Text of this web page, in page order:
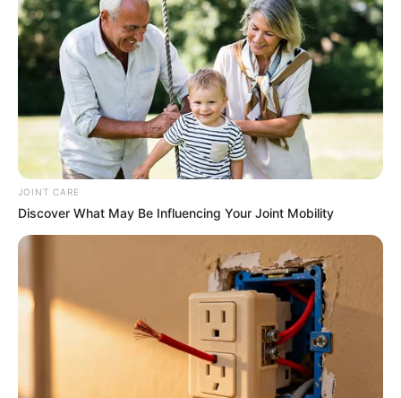
Iconic '90s Entertainment Couples We'll Never Forget
JOINT CARE
Discover What May Be Influencing Your Joint Mobility